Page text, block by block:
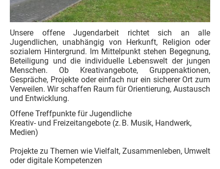
Unsere offene Jugendarbeit richtet sich an alle
Jugendlichen, unabhängig von Herkunft, Religion oder
sozialem Hintergrund. Im Mittelpunkt stehen Begegnung,
Beteiligung und die individuelle Lebenswelt der jungen
Menschen. Ob Kreativangebote, Gruppenaktionen,
Gespräche, Projekte oder einfach nur ein sicherer Ort zum
Verweilen. Wir schaffen Raum für Orientierung, Austausch
und Entwicklung.
Offene Treffpunkte für Jugendliche
Kreativ- und Freizeitangebote (z. B. Musik, Handwerk,
Medien)
Projekte zu Themen wie Vielfalt, Zusammenleben, Umwelt
oder digitale Kompetenzen